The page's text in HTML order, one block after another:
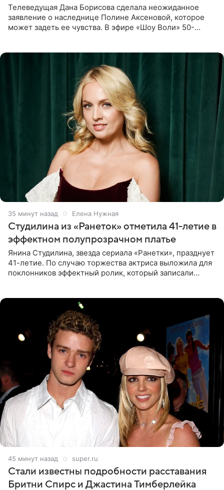
Телеведущая Дана Борисова сделала неожиданное
заявление о наследнице Полине Аксеновой, которое
может задеть ее чувства. В эфире «Шоу Воли» 50-
35 минут назад Елена Нужная
Студилина из «Ранеток» отметила 41-летие в
эффектном полупрозрачном платье
Янина Студилина, звезда сериала «Ранетки», празднует
41-летие. По случаю торжества актриса выложила для
поклонников эффектный ролик, который записали
45 минут назад super.ru
Стали известны подробности расставания
Бритни Спирс и Джастина Тимберлейка